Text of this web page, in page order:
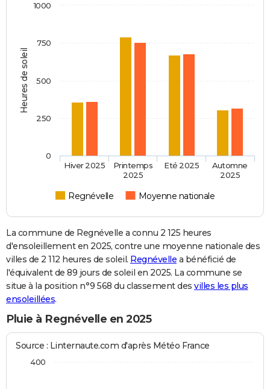
Heures de soleil
Regnévelle Moyenne nationale
Hiver 2025
Printemps
2025
Eté 2025
Automne
2025
0
1000
250
500
750
La commune de Regnévelle a connu 2 125 heures
d'ensoleillement en 2025, contre une moyenne nationale des
villes de 2 112 heures de soleil. Regnévelle a bénéficié de
l'équivalent de 89 jours de soleil en 2025. La commune se
situe à la position n°9 568 du classement des villes les plus
ensoleillées.
Pluie à Regnévelle en 2025
Source : Linternaute.com d'après Météo France
400